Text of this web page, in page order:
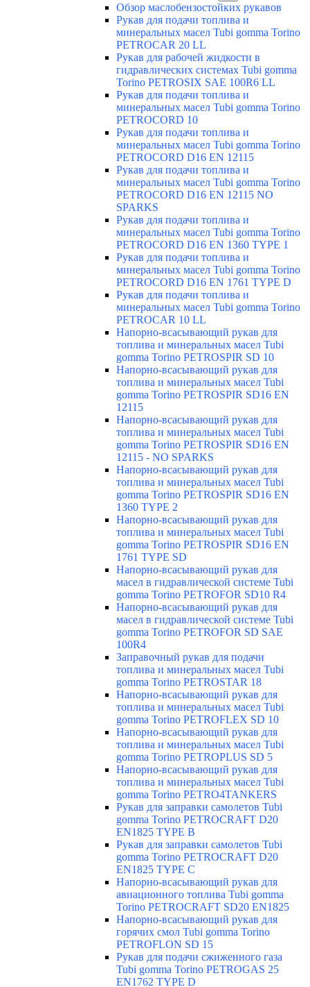
Обзор маслобензостойких рукавов
Рукав для подачи топлива и
минеральных масел Tubi gomma Torino
PETROCAR 20 LL
Рукав для рабочей жидкости в
гидравлических системах Tubi gomma
Torino PETROSIX SAE 100R6 LL
Рукав для подачи топлива и
минеральных масел Tubi gomma Torino
PETROCORD 10
Рукав для подачи топлива и
минеральных масел Tubi gomma Torino
PETROCORD D16 EN 12115
Рукав для подачи топлива и
минеральных масел Tubi gomma Torino
PETROCORD D16 EN 12115 NO
SPARKS
Рукав для подачи топлива и
минеральных масел Tubi gomma Torino
PETROCORD D16 EN 1360 TYPE 1
Рукав для подачи топлива и
минеральных масел Tubi gomma Torino
PETROCORD D16 EN 1761 TYPE D
Рукав для подачи топлива и
минеральных масел Tubi gomma Torino
PETROCAR 10 LL
Напорно-всасывающий рукав для
топлива и минеральных масел Tubi
gomma Torino PETROSPIR SD 10
Напорно-всасывающий рукав для
топлива и минеральных масел Tubi
gomma Torino PETROSPIR SD16 EN
12115
Напорно-всасывающий рукав для
топлива и минеральных масел Tubi
gomma Torino PETROSPIR SD16 EN
12115 - NO SPARKS
Напорно-всасывающий рукав для
топлива и минеральных масел Tubi
gomma Torino PETROSPIR SD16 EN
1360 TYPE 2
Напорно-всасывающий рукав для
топлива и минеральных масел Tubi
gomma Torino PETROSPIR SD16 EN
1761 TYPE SD
Напорно-всасывающий рукав для
масел в гидравлической системе Tubi
gomma Torino PETROFOR SD10 R4
Напорно-всасывающий рукав для
масел в гидравлической системе Tubi
gomma Torino PETROFOR SD SAE
100R4
Заправочный рукав для подачи
топлива и минеральных масел Tubi
gomma Torino PETROSTAR 18
Напорно-всасывающий рукав для
топлива и минеральных масел Tubi
gomma Torino PETROFLEX SD 10
Напорно-всасывающий рукав для
топлива и минеральных масел Tubi
gomma Torino PETROPLUS SD 5
Напорно-всасывающий рукав для
топлива и минеральных масел Tubi
gomma Torino PETRO4TANKERS
Рукав для заправки самолетов Tubi
gomma Torino PETROCRAFT D20
EN1825 TYPE B
Рукав для заправки самолетов Tubi
gomma Torino PETROCRAFT D20
EN1825 TYPE C
Напорно-всасывающий рукав для
авиационного топлива Tubi gomma
Torino PETROCRAFT SD20 EN1825
Напорно-всасывающий рукав для
горячих смол Tubi gomma Torino
PETROFLON SD 15
Рукав для подачи сжиженного газа
Tubi gomma Torino PETROGAS 25
EN1762 TYPE D